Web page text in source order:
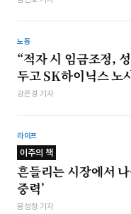
노동
“적자 시 임금조정,
두고 SK하이닉스 노
강은경 기자
라이프
이주의 책
흔들리는 시장에서
중력’
봉성창 기자